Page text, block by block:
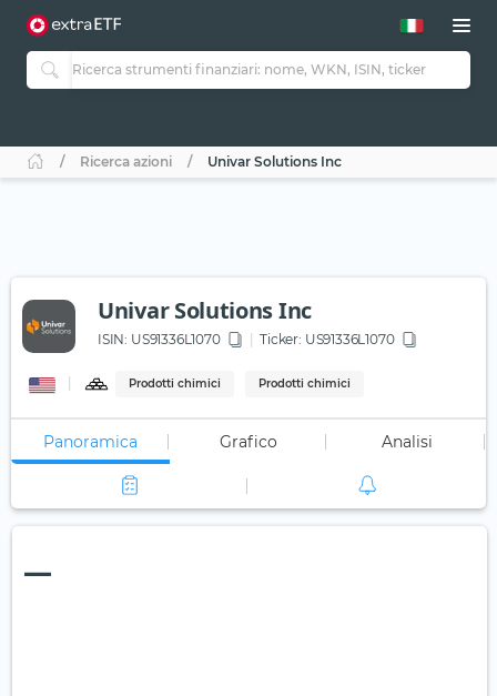
Ricerca azioni Univar Solutions Inc
Univar Solutions Inc
ISIN: US91336L1070 Ticker: US91336L1070
Prodotti chimici Prodotti chimici
Panoramica Grafico Analisi
—